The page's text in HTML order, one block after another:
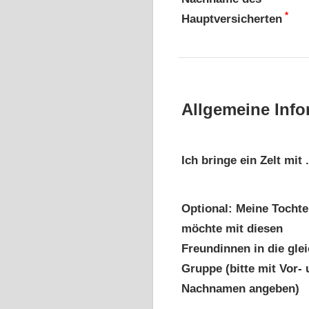
Hauptversicherten *
Allgemeine
Ich bringe ein Zelt mit
Optional: Meine
möchte mit diesen
Freundinnen in die
Gruppe (bitte mit Vor-
Nachnamen angeben)